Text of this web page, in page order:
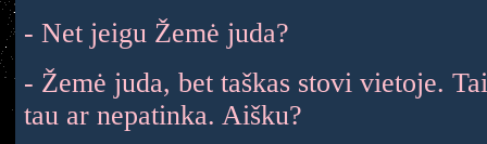
- Net jeigu Žemė juda?
- Žemė juda, bet taškas stovi vietoje.
tau ar nepatinka. Aišku?